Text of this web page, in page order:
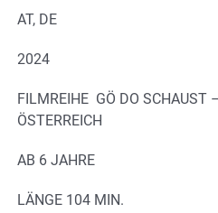
AT, DE
2024
FILMREIHE GÖ DO SCHAUST
ÖSTERREICH
AB 6 JAHRE
LÄNGE 104 MIN.